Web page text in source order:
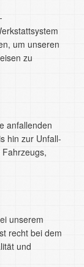
um unseren
zu
anfallenden
hin zur Unfall-
unserem
recht bei dem
und